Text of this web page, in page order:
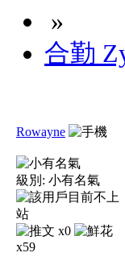
»
合勤
Rowayne
級別: 小有名氣
x0
x59